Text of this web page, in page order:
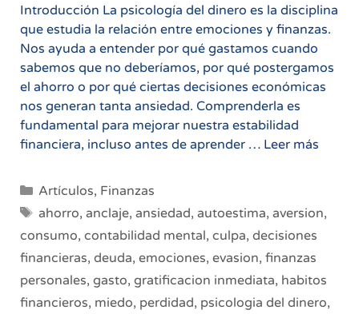
Introducción La psicología del dinero es la disciplina
que estudia la relación entre emociones y finanzas.
Nos ayuda a entender por qué gastamos cuando
sabemos que no deberíamos, por qué postergamos
el ahorro o por qué ciertas decisiones económicas
nos generan tanta ansiedad. Comprenderla es
fundamental para mejorar nuestra estabilidad
financiera, incluso antes de aprender … Leer más
cómo
y
Categorías
Artículos, Finanzas
Etiquetas
ahorro, anclaje, ansiedad, autoestima, aversion,
consumo, contabilidad mental, culpa, decisiones
financieras, deuda, emociones, evasion, finanzas
personales, gasto, gratificacion inmediata, habitos
financieros, miedo, perdidad, psicologia del dinero,